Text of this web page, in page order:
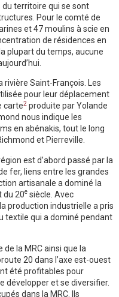
territoire qui se sont
Pour le comté de
et 47 moulins à scie en
de résidences en
plupart du temps, aucune
rivière Saint-François. Les
pour leur déplacement
carte2produite par Yolande
nous indique les
en abénakis, tout le long
et Pierreville.
est d’abord passé par la
fer, liens entre les grandes
artisanale a dominé la
du 20esiècle. Avec
production industrielle a pris
textile qui a dominé pendant
de la MRC ainsi que la
20 dans l’axe est-ouest
été profitables pour
développer et se diversifier.
dans la MRC. Ils